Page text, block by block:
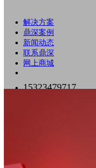
解决方案
鼎深案例
新闻动态
联系鼎深
网上商城
15323479717